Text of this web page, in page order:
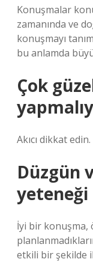
Konuşmalar
zamanında ve
konuşmayı
bu anlamda
Çok
Akıcı dikkat edin.
Düzgün
yeteneği
İyi bir konuşma,
etkili bir şekilde